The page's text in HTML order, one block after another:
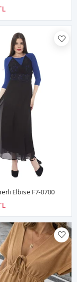
Elbise F7-0700